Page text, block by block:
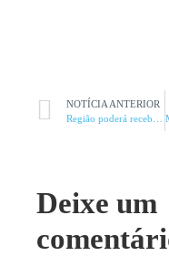
NOTÍCIA ANTERIOR
Deixe um